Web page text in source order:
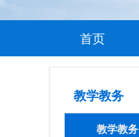
首页
教学教务
教学教务